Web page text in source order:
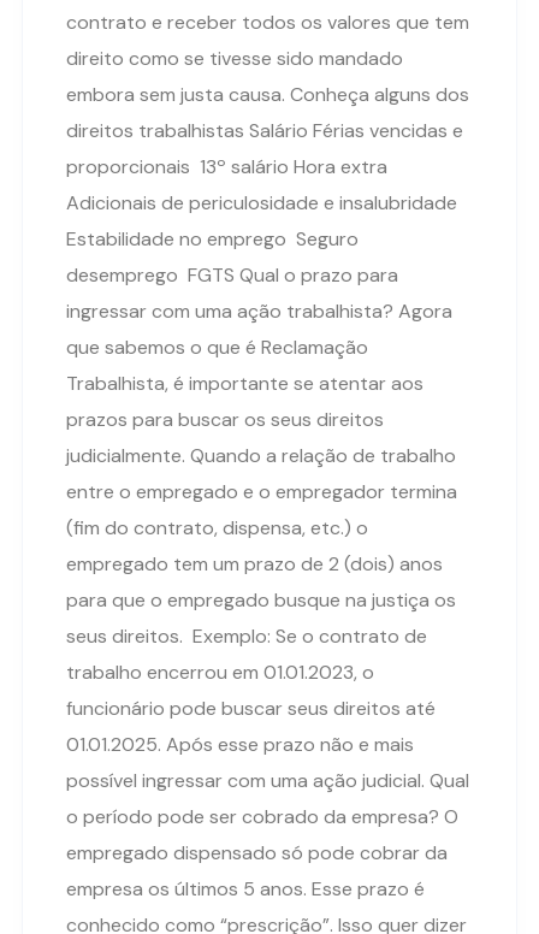
contrato e receber todos os valores que tem
direito como se tivesse sido mandado
embora sem justa causa. Conheça alguns dos
direitos trabalhistas Salário Férias vencidas e
proporcionais 13º salário Hora extra
Adicionais de periculosidade e insalubridade
Estabilidade no emprego Seguro
desemprego FGTS Qual o prazo para
ingressar com uma ação trabalhista? Agora
que sabemos o que é Reclamação
Trabalhista, é importante se atentar aos
prazos para buscar os seus direitos
judicialmente. Quando a relação de trabalho
entre o empregado e o empregador termina
(fim do contrato, dispensa, etc.) o
empregado tem um prazo de 2 (dois) anos
para que o empregado busque na justiça os
seus direitos. Exemplo: Se o contrato de
trabalho encerrou em 01.01.2023, o
funcionário pode buscar seus direitos até
01.01.2025. Após esse prazo não e mais
possível ingressar com uma ação judicial. Qual
o período pode ser cobrado da empresa? O
empregado dispensado só pode cobrar da
empresa os últimos 5 anos. Esse prazo é
conhecido como “prescrição”. Isso quer dizer